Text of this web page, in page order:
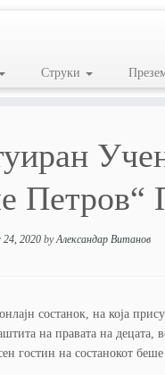
Струки
Петров“
24, 2020 byАлександар Витанов
состанок, на која
на правата на
гостин на состанокот